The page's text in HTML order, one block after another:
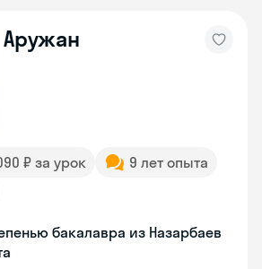
Аружан
₽ за урок
9 лет опыта
бакалавра из Назарбаев